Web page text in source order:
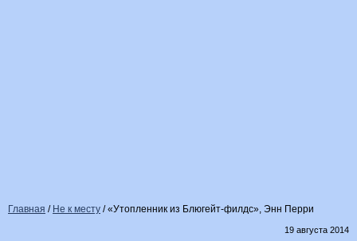
Главная / Не к месту /«Утопленник из Блюгейт-филдс», Энн Перри
19 августа 2014